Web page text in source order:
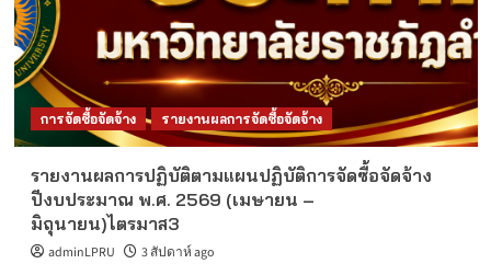
การจัดซื้อจัดจ้าง รายงานผลการจัดซื้อจัดจ้าง
รายงานผลการปฏิบัติตามแผนปฏิบัติการจัดซื้อจัดจ้าง
ปีงบประมาณ พ.ศ. 2569 (เมษายน –
มิถุนายน)ไตรมาส3
adminLPRU 3 สัปดาห์ ago